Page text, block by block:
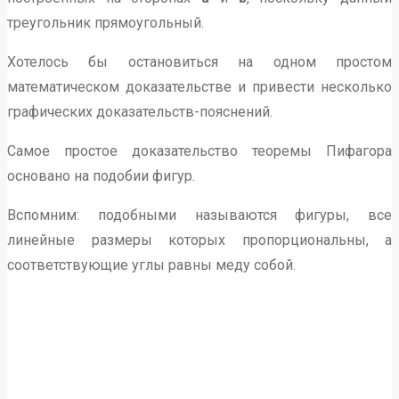
треугольник прямоугольный.
Хотелось бы остановиться на одном простом
математическом доказательстве и привести несколько
графических доказательств-пояснений.
Самое простое доказательство теоремы Пифагора
основано на подобии фигур.
Вспомним: подобными называются фигуры, все
линейные размеры которых пропорциональны, а
соответствующие углы равны меду собой.